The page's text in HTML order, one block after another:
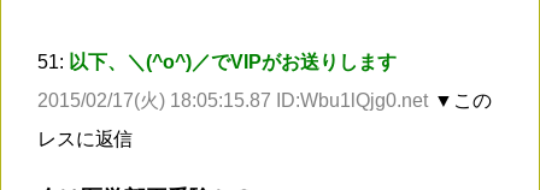
51: 以下、＼(^o^)／でVIPがお送りします
2015/02/17(火) 18:05:15.87 ID:Wbu1lQjg0.net ▼この
レスに返信